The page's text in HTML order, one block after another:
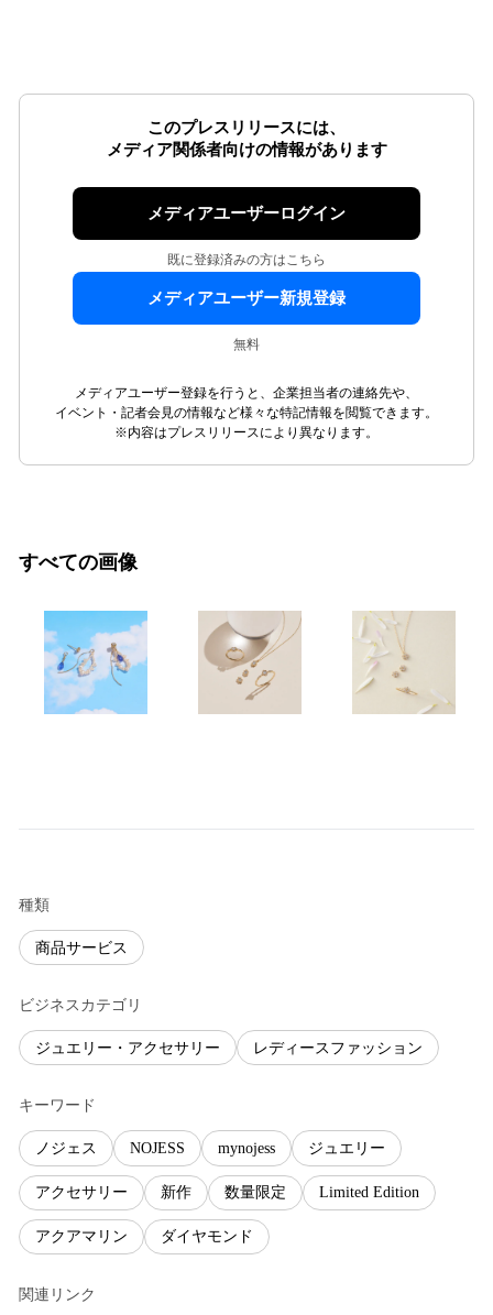
このプレスリリースには、
メディア関係者向けの情報があります
メディアユーザーログイン
既に登録済みの方はこちら
メディアユーザー新規登録
無料
メディアユーザー登録を行うと、企業担当者の連絡先や、
イベント・記者会見の情報など様々な特記情報を閲覧できます。
※内容はプレスリリースにより異なります。
すべての画像
種類
商品サービス
ビジネスカテゴリ
ジュエリー・アクセサリー レディースファッション
キーワード
ノジェス NOJESS mynojess ジュエリー
アクセサリー 新作 数量限定 Limited Edition
アクアマリン ダイヤモンド
関連リンク